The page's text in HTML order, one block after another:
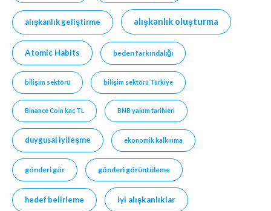
alışkanlık geliştirme alışkanlık oluşturma
Atomic Habits beden farkındalığı
bilişim sektörü bilişim sektörü Türkiye
Binance Coin kaç TL BNB yakım tarihleri
duygusal iyileşme ekonomik kalkınma
gönderi gör gönderi görüntüleme
hedef belirleme iyi alışkanlıklar